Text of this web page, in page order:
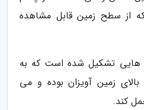
که از سطح زمین قابل مشاهده
هایی تشکیل شده است که به
زمین آویزان بوده و می
کند.